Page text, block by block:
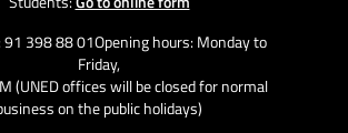
91 398 88 01Opening hours: Monday to
Friday,
(UNED offices will be closed for normal
on the public holidays)